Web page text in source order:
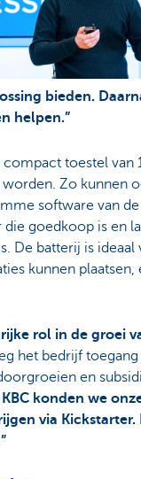
bieden.
helpen.”
compact toestel van
Zo kunnen
software van
goedkoop is en
De batterij is ideaal
kunnen plaatsen,
rol in de groei
het bedrijf
en
konden we
via Kickstarter.